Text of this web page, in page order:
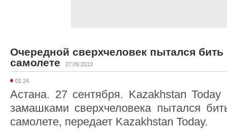
Очередной сверхчеловек пытался
самолете
27.09.2013
01:24
Астана. 27 сентября. Kazakhstan
замашками сверхчеловека пытался
самолете, передает Kazakhstan Today.